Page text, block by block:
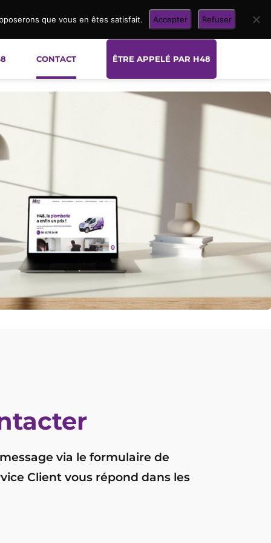
CONTACT ÊTRE APPELÉ PAR H48
via le formulaire de
Client vous répond dans les
que vous en êtes satisfait. Accepter Refuser